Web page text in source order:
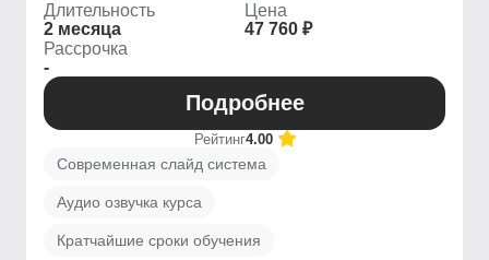
Длительность
2 месяца
Цена
47 760 ₽
Рассрочка
-
Подробнее
Рейтинг4.00
Современная слайд система
Аудио озвучка курса
Кратчайшие сроки обучения